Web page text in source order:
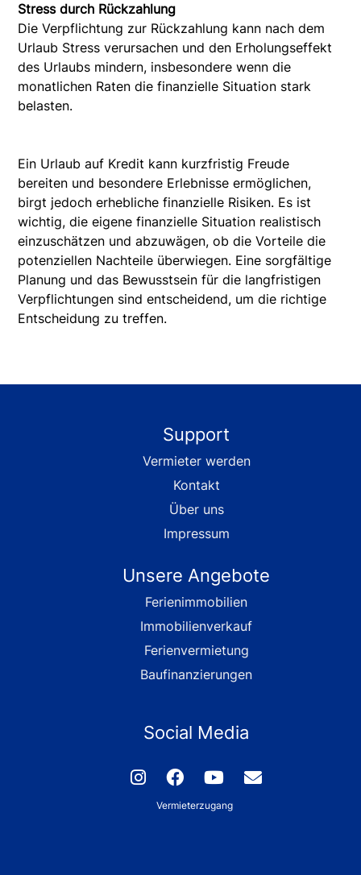
Stress durch Rückzahlung
Die Verpflichtung zur Rückzahlung kann nach dem
Urlaub Stress verursachen und den Erholungseffekt
des Urlaubs mindern, insbesondere wenn die
monatlichen Raten die finanzielle Situation stark
belasten.
Ein Urlaub auf Kredit kann kurzfristig Freude
bereiten und besondere Erlebnisse ermöglichen,
birgt jedoch erhebliche finanzielle Risiken. Es ist
wichtig, die eigene finanzielle Situation realistisch
einzuschätzen und abzuwägen, ob die Vorteile die
potenziellen Nachteile überwiegen. Eine sorgfältige
Planung und das Bewusstsein für die langfristigen
Verpflichtungen sind entscheidend, um die richtige
Entscheidung zu treffen.
Support
Vermieter werden
Kontakt
Über uns
Impressum
Unsere Angebote
Ferienimmobilien
Immobilienverkauf
Ferienvermietung
Baufinanzierungen
Social Media
Vermieterzugang